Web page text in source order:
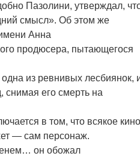
Пазолини, утверждал,
смысл». Об этом же
Анна
продюсера, пытающегося
из ревнивых лесбиянок,
его смерть на
в том, что всякое кино
— сам персонаж.
он обожал